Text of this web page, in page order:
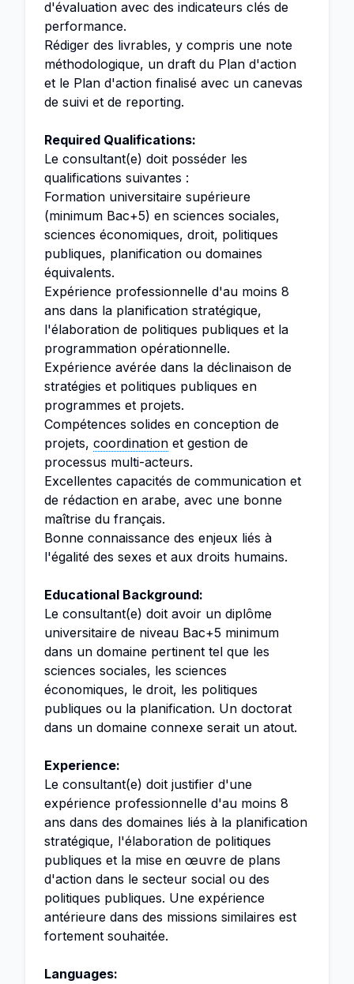
d'évaluation avec des indicateurs clés de
performance.
Rédiger des livrables, y compris une note
méthodologique, un draft du Plan d'action
et le Plan d'action finalisé avec un canevas
de suivi et de reporting.
Required Qualifications:
Le consultant(e) doit posséder les
qualifications suivantes :
Formation universitaire supérieure
(minimum Bac+5) en sciences sociales,
sciences économiques, droit, politiques
publiques, planification ou domaines
équivalents.
Expérience professionnelle d'au moins 8
ans dans la planification stratégique,
l'élaboration de politiques publiques et la
programmation opérationnelle.
Expérience avérée dans la déclinaison de
stratégies et politiques publiques en
programmes et projets.
Compétences solides en conception de
projets, coordination et gestion de
processus multi-acteurs.
Excellentes capacités de communication et
de rédaction en arabe, avec une bonne
maîtrise du français.
Bonne connaissance des enjeux liés à
l'égalité des sexes et aux droits humains.
Educational Background:
Le consultant(e) doit avoir un diplôme
universitaire de niveau Bac+5 minimum
dans un domaine pertinent tel que les
sciences sociales, les sciences
économiques, le droit, les politiques
publiques ou la planification. Un doctorat
dans un domaine connexe serait un atout.
Experience:
Le consultant(e) doit justifier d'une
expérience professionnelle d'au moins 8
ans dans des domaines liés à la planification
stratégique, l'élaboration de politiques
publiques et la mise en œuvre de plans
d'action dans le secteur social ou des
politiques publiques. Une expérience
antérieure dans des missions similaires est
fortement souhaitée.
Languages: